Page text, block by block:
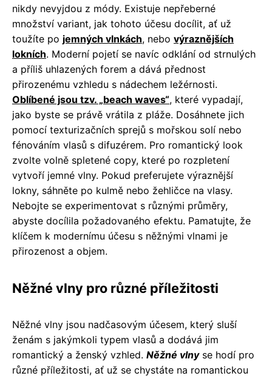
nikdy nevyjdou z módy. Existuje nepřeberné
množství variant, jak tohoto účesu docílit, ať už
toužíte po jemných vlnkách, nebo výraznějších
lokních. Moderní pojetí se navíc odklání od strnulých
a příliš uhlazených forem a dává přednost
přirozenému vzhledu s nádechem ležérnosti.
Oblíbené jsou tzv. „beach waves“, které vypadají,
jako byste se právě vrátila z pláže. Dosáhnete jich
pomocí texturizačních sprejů s mořskou solí nebo
fénováním vlasů s difuzérem. Pro romantický look
zvolte volně spletené copy, které po rozpletení
vytvoří jemné vlny. Pokud preferujete výraznější
lokny, sáhněte po kulmě nebo žehličce na vlasy.
Nebojte se experimentovat s různými průměry,
abyste docílila požadovaného efektu. Pamatujte, že
klíčem k modernímu účesu s něžnými vlnami je
přirozenost a objem.
Něžné vlny pro různé příležitosti
Něžné vlny jsou nadčasovým účesem, který sluší
ženám s jakýmkoli typem vlasů a dodává jim
romantický a ženský vzhled. Něžné vlnyse hodí pro
různé příležitosti, ať už se chystáte na romantickou